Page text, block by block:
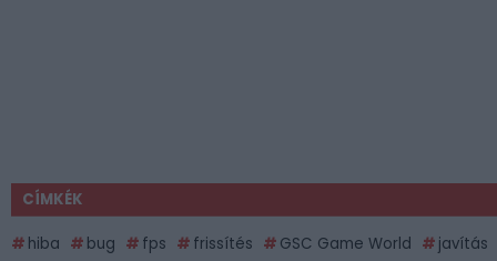
CÍMKÉK
hiba bug fps frissítés GSC Game World
javítás